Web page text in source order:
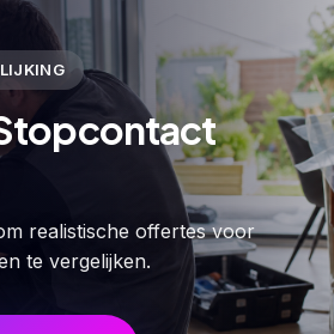
realistische offertes voor
te vergelijken.